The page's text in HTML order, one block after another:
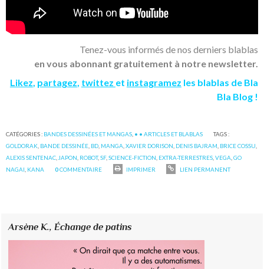
Tenez-vous informés de nos derniers blablas
en vous abonnant gratuitement à notre newsletter.
Likez, partagez, twittez et instagramez les blablas de Bla
Bla Blog !
CATÉGORIES : BANDES DESSINÉES ET MANGAS • • ARTICLES ET BLABLAS
TAGS :
GOLDORAK BANDE DESSINÉE BD MANGA ,XAVIER DORISON DENIS BAJRAM BRICE COSSU
ALEXIS SENTENAC JAPON ROBOT,SF,SCIENCE-FICTION EXTRA-TERRESTRES ,VEGA ,GO
NAGAI KANA 0COMMENTAIRE IMPRIMER LIEN PERMANENT
Arsène K.,Échange de patins